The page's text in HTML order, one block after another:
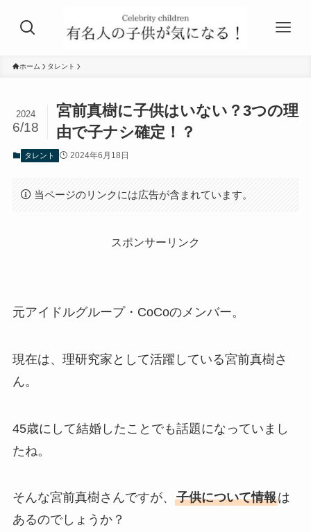
ホーム タレント
宮前真樹に子供はいない？3つの理
由で子ナシ確定！？
2024
6/18
タレント 2024年6月18日
当ページのリンクには広告が含まれています。
スポンサーリンク
元アイドルグループ・CoCoのメンバー。
現在は、理研究家として活躍している宮前真樹さ
ん。
45歳にして結婚したことでも話題になっていまし
たね。
そんな宮前真樹さんですが、 子供について情報は
あるのでしょうか？